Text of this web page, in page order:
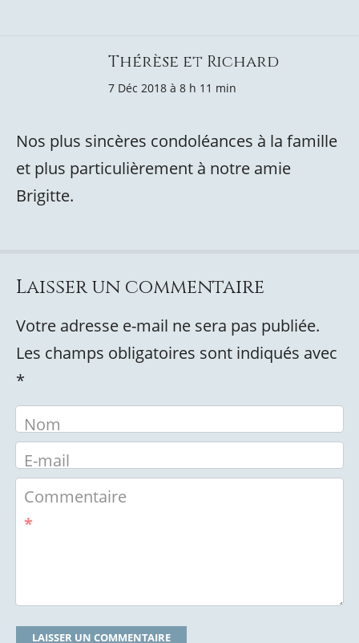
Thérèse et Richard
7 Déc 2018 à 8 h 11 min
Nos plus sincères condoléances à la famille
et plus particulièrement à notre amie
Brigitte.
Laisser un commentaire
Votre adresse e-mail ne sera pas publiée.
Les champs obligatoires sont indiqués avec
*
Nom
E-mail
Commentaire
*